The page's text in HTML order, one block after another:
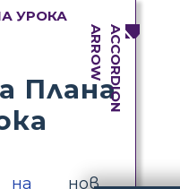
УРОКА
Плана
на нов